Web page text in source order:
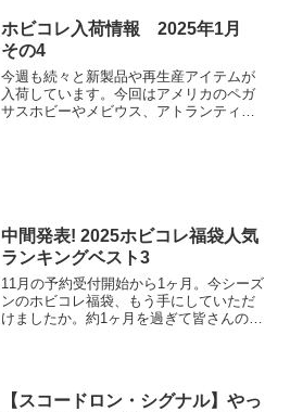
ホビコレ入荷情報 2025年1月
その4
今週も続々と新製品や再生産アイテムが
入荷しています。今回はアメリカのペガ
サスホビーやメビウス、アトランティス
中間発表! 2025ホビコレ福袋人気
ランキングベスト3
11月の予約受付開始から1ヶ月。今シーズ
ンのホビコレ福袋、もう手にしていただ
けましたか。約1ヶ月を過ぎて皆さんの人
【スコードロン・シグナル】やっ